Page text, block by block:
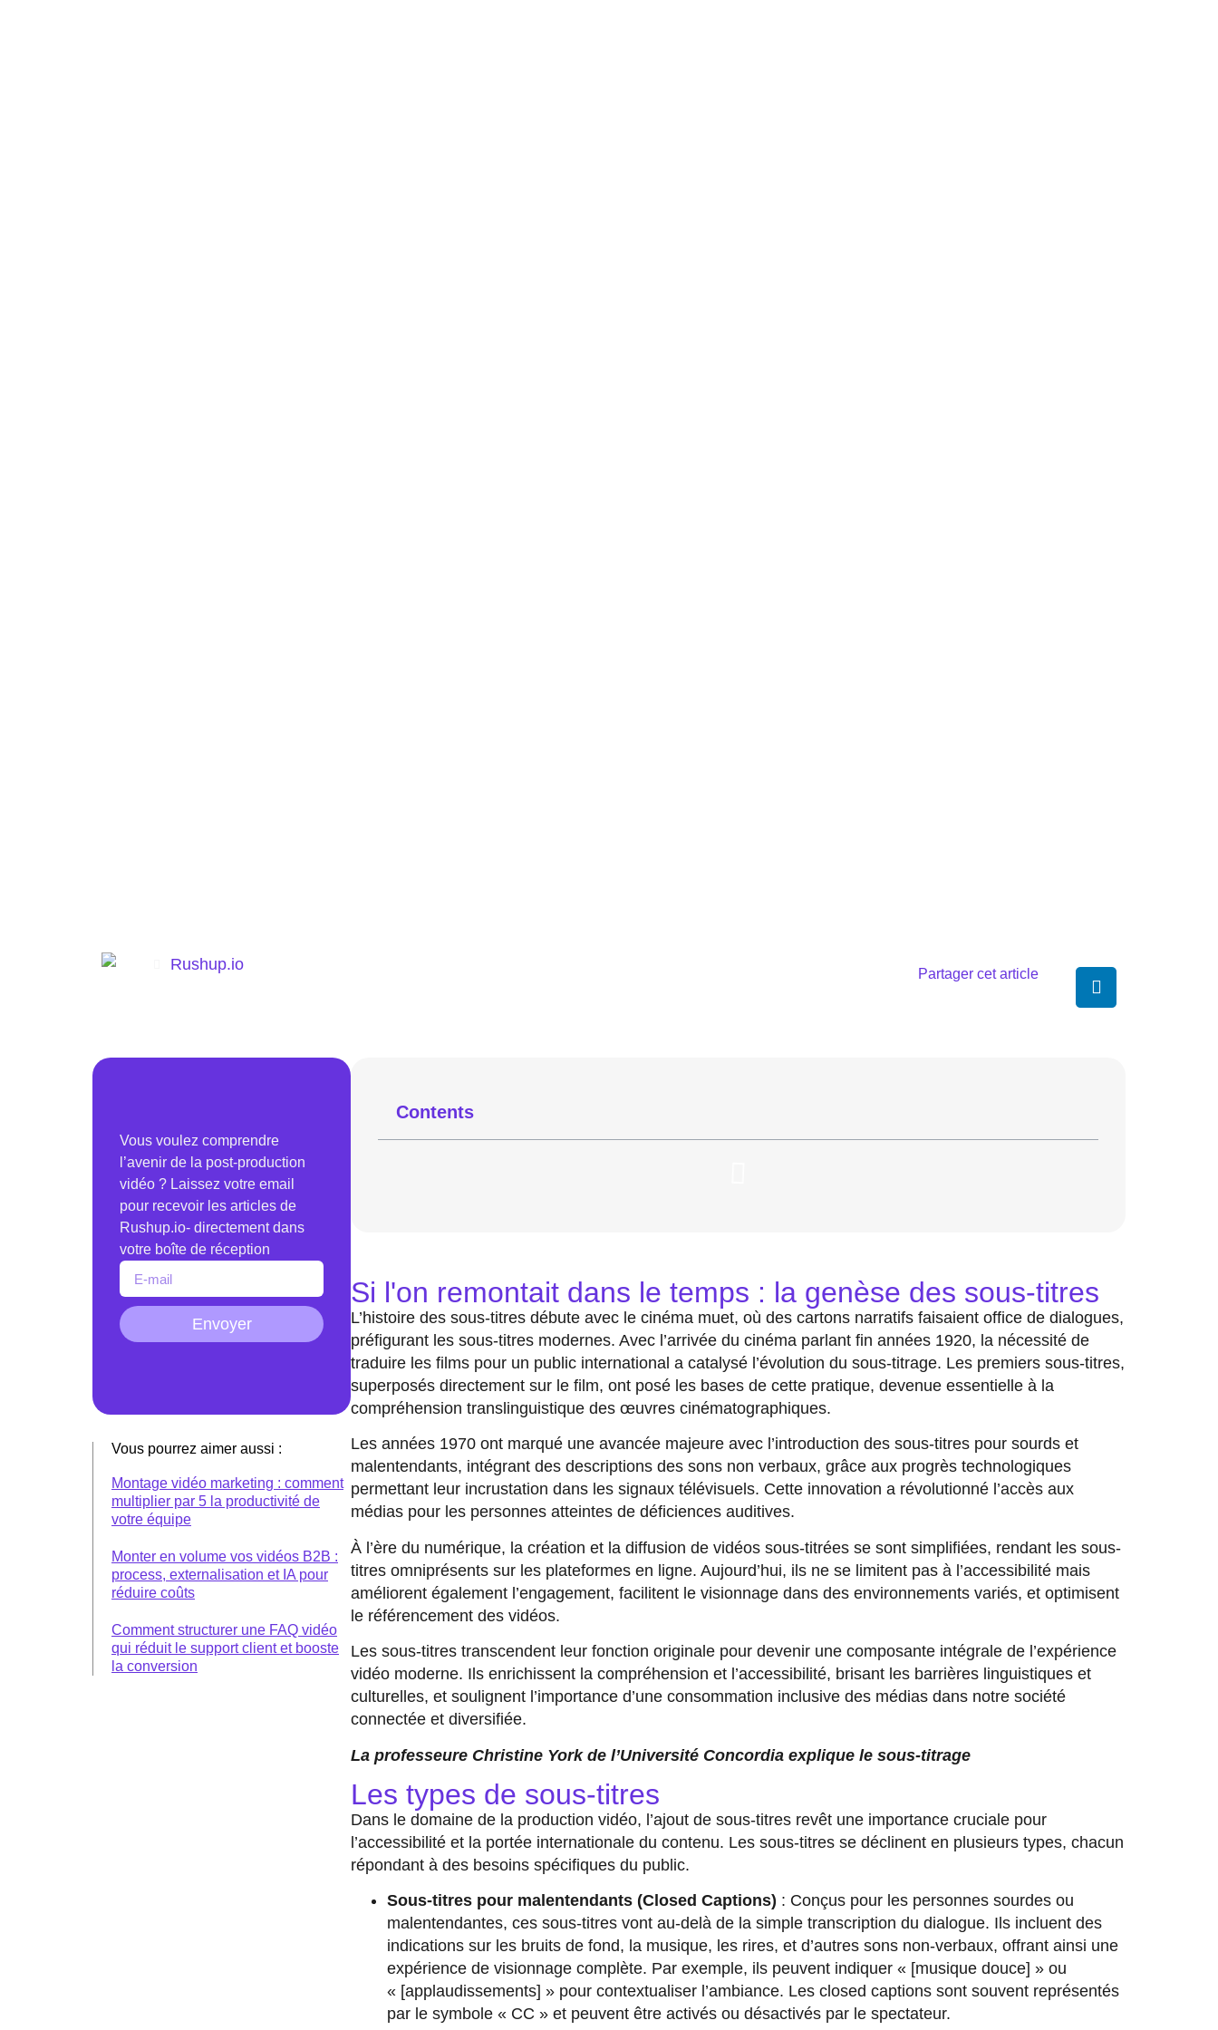
Rushup.io Partager cet article
Vous voulez comprendre
l’avenir de la post-production
vidéo ? Laissez votre email
pour recevoir les articles de
Rushup.io- directement dans
votre boîte de réception
Envoyer
Vous pourrez aimer aussi :
Montage vidéo marketing : comment
multiplier par 5 la productivité de
votre équipe
Monter en volume vos vidéos B2B :
process, externalisation et IA pour
réduire coûts
Comment structurer une FAQ vidéo
qui réduit le support client et booste
la conversion
Contents
Si l'on remontait dans le temps : la genèse des sous-titres
L’histoire des sous-titres débute avec le cinéma muet, où des cartons narratifs faisaient office de dialogues,
préfigurant les sous-titres modernes. Avec l’arrivée du cinéma parlant fin années 1920, la nécessité de
traduire les films pour un public international a catalysé l’évolution du sous-titrage. Les premiers sous-titres,
superposés directement sur le film, ont posé les bases de cette pratique, devenue essentielle à la
compréhension translinguistique des œuvres cinématographiques.
Les années 1970 ont marqué une avancée majeure avec l’introduction des sous-titres pour sourds et
malentendants, intégrant des descriptions des sons non verbaux, grâce aux progrès technologiques
permettant leur incrustation dans les signaux télévisuels. Cette innovation a révolutionné l’accès aux
médias pour les personnes atteintes de déficiences auditives.
À l’ère du numérique, la création et la diffusion de vidéos sous-titrées se sont simplifiées, rendant les sous-
titres omniprésents sur les plateformes en ligne. Aujourd’hui, ils ne se limitent pas à l’accessibilité mais
améliorent également l’engagement, facilitent le visionnage dans des environnements variés, et optimisent
le référencement des vidéos.
Les sous-titres transcendent leur fonction originale pour devenir une composante intégrale de l’expérience
vidéo moderne. Ils enrichissent la compréhension et l’accessibilité, brisant les barrières linguistiques et
culturelles, et soulignent l’importance d’une consommation inclusive des médias dans notre société
connectée et diversifiée.
La professeure Christine York de l’Université Concordia explique le sous-titrage
Les types de sous-titres
Dans le domaine de la production vidéo, l’ajout de sous-titres revêt une importance cruciale pour
l’accessibilité et la portée internationale du contenu. Les sous-titres se déclinent en plusieurs types, chacun
répondant à des besoins spécifiques du public.
Sous-titres pour malentendants (Closed Captions) : Conçus pour les personnes sourdes ou
malentendantes, ces sous-titres vont au-delà de la simple transcription du dialogue. Ils incluent des
indications sur les bruits de fond, la musique, les rires, et d’autres sons non-verbaux, offrant ainsi une
expérience de visionnage complète. Par exemple, ils peuvent indiquer « [musique douce] » ou
« [applaudissements] » pour contextualiser l’ambiance. Les closed captions sont souvent représentés
par le symbole « CC » et peuvent être activés ou désactivés par le spectateur.